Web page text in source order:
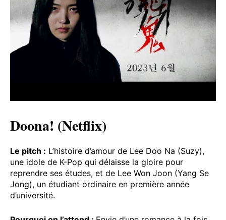
Doona! (Netflix)
Le pitch : L’histoire d’amour de Lee Doo Na (Suzy),
une idole de K-Pop qui délaisse la gloire pour
reprendre ses études, et de Lee Won Joon (Yang Se
Jong), un étudiant ordinaire en première année
d’université.